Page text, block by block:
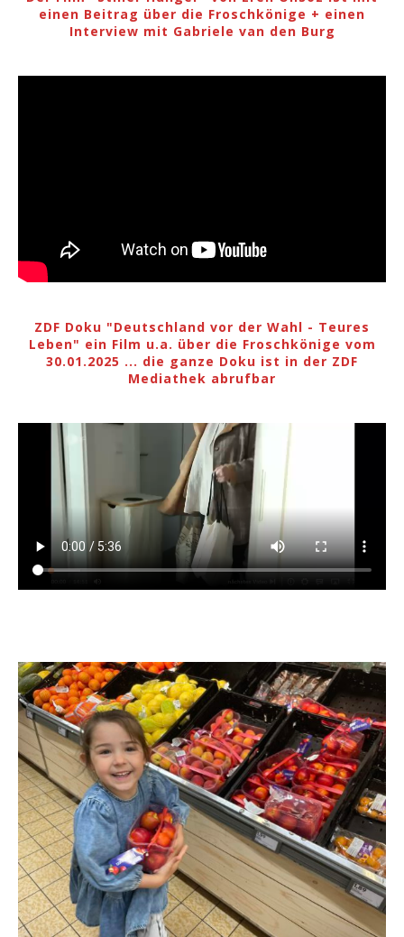
einen Beitrag über die Froschkönige + einen
Interview mit Gabriele van den Burg
ZDF Doku "Deutschland vor der Wahl - Teures
Leben" ein Film u.a. über die Froschkönige vom
30.01.2025 ... die ganze Doku ist in der ZDF
Mediathek abrufbar